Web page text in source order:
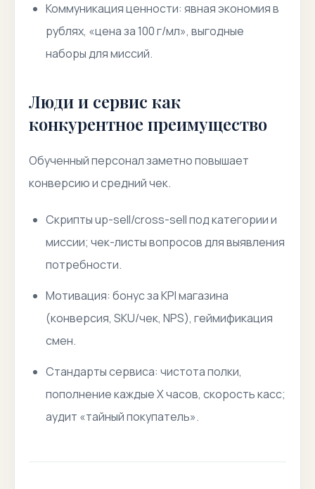
Коммуникация ценности: явная экономия в
рублях, «цена за 100 г/мл», выгодные
наборы для миссий.
Люди и сервис как
конкурентное преимущество
Обученный персонал заметно повышает
конверсию и средний чек.
Скрипты up-sell/cross-sell под категории и
миссии; чек-листы вопросов для выявления
потребности.
Мотивация: бонус за KPI магазина
(конверсия, SKU/чек, NPS), геймификация
смен.
Стандарты сервиса: чистота полки,
пополнение каждые X часов, скорость касс;
аудит «тайный покупатель».